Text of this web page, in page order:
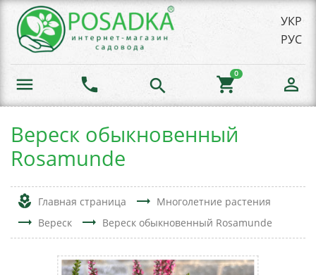
УКР
РУС
menu phone search shopping_cart
0
person_outline
Вереск обыкновенный
Rosamunde
local_florist Главная страница trending_flat Многолетние растения
trending_flat Вереск trending_flat Вереск обыкновенный Rosamunde